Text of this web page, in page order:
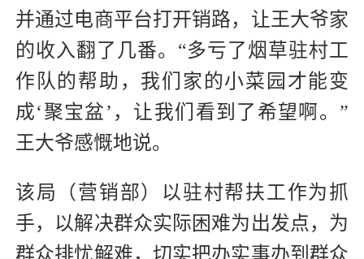
并通过电商平台打开销路，让王大爷家
的收入翻了几番。“多亏了烟草驻村工
作队的帮助，我们家的小菜园才能变
成‘聚宝盆’，让我们看到了希望啊。”
王大爷感慨地说。
该局（营销部）以驻村帮扶工作为抓
手，以解决群众实际困难为出发点，为
群众排忧解难，切实把办实事办到群众